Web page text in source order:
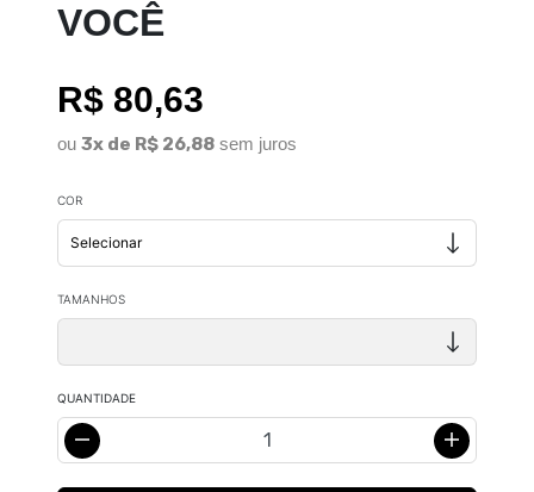
VOCÊ
R$ 80,63
ou 3x de R$ 26,88 sem juros
COR
TAMANHOS
QUANTIDADE